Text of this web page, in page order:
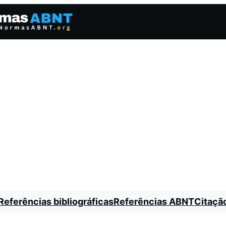
bibliográficasReferências ABNT